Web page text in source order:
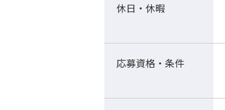
休日・休暇
応募資格・条件